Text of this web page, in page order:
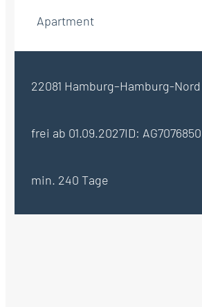
Apartment
22081 Hamburg–Hamburg-Nord
frei ab 01.09.2027ID: AG7076850
min. 240 Tage